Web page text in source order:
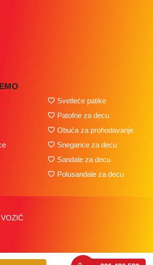
Svetleće patike
Patofne za decu
Obuća za prohodavanje
Snegarice za decu
Sandale za decu
Polusandale za decu